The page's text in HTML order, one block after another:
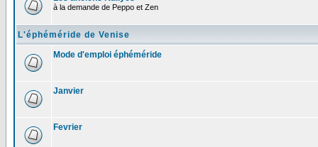
à la demande de Peppo et Zen
L'éphéméride de Venise
Mode d'emploi éphéméride
Janvier
Fevrier